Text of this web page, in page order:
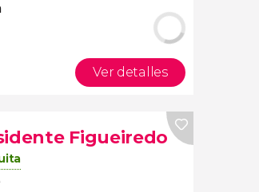
Ver detalles
Figueiredo